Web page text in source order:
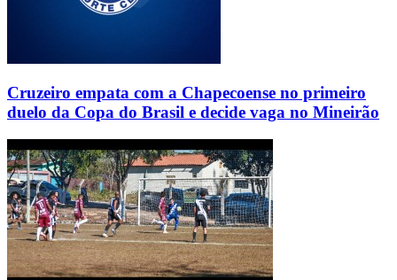
Cruzeiro empata com a Chapecoense no primeiro
duelo da Copa do Brasil e decide vaga no Mineirão